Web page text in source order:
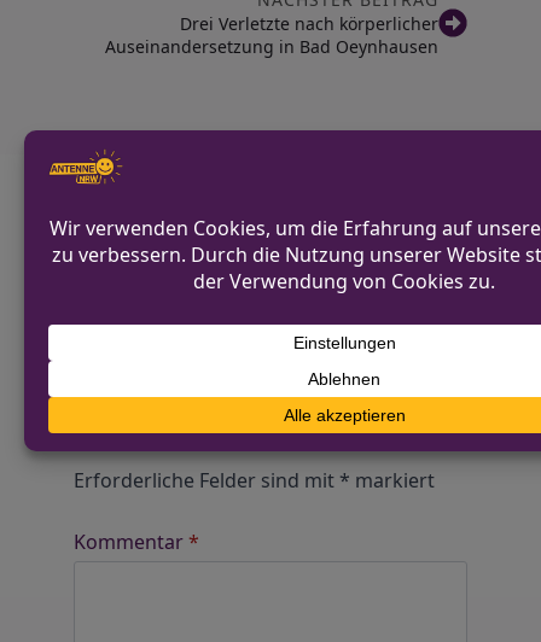
Drei Verletzte nach körperlicher
Auseinandersetzung in Bad Oeynhausen
Diskutiere mit!
Anonym und ganz ohne Anmeldezwang!
Alle Kommentare werden von unserer Redaktion im
Schreibe einen Kommentar
Deine E-Mail-Adresse wird nicht
veröffentlicht.
Erforderliche Felder sind mit* markiert
Kommentar*
Alternative: